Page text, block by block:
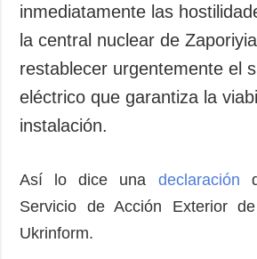
inmediatamente las
la central nuclear de
restablecer urgentemente el
eléctrico que garantiza la
instalación.
Así lo dice una declaración
Servicio de Acción Exterior
Ukrinform.